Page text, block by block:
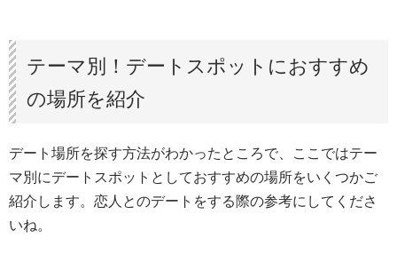
テーマ別！デートスポットにおすすめ
の場所を紹介
デート場所を探す方法がわかったところで、ここではテー
マ別にデートスポットとしておすすめの場所をいくつかご
紹介します。恋人とのデートをする際の参考にしてくださ
いね。